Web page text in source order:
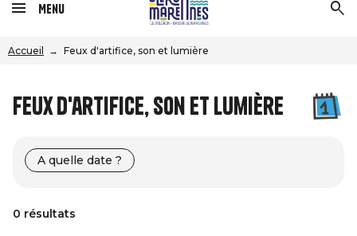
Menu
Accueil Feux d'artifice, son et lumière
Feux d'artifice, son et lumière
A quelle date ?
0 résultats